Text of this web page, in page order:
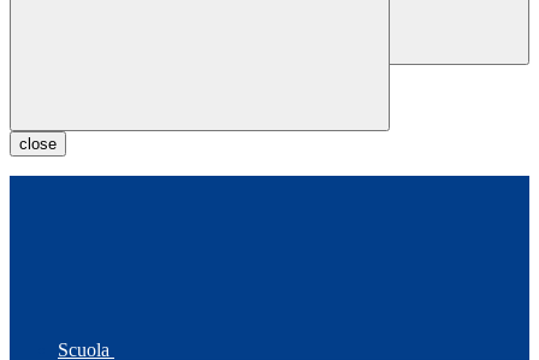
close
Scuola